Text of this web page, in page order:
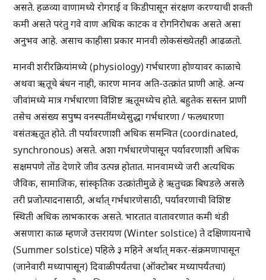
असते. हळव्या वाणामध्ये रोगराई व किडीपासून संरक्षण करण्याची शक्ती
कमी असते परंतु गवे वाण अधिक काटक व रोगनिरोधक असते असा
अनुभव आहे. असाच काहीसा प्रकार मानवी लोकसंख्येतही आढळतो.
मानवी शरीरक्रियांमध्ये (physiology) गर्भधारणा होण्यावर काळाचे
अथवा ऋतूचे बंधन नाही, कारण मानव अति-उत्क्रांत प्राणी आहे. अन्य
जीवांमध्ये मात्र गर्भधारणा विशिष्ट ऋतूमध्येच होते. बहुतेक सस्तन प्राणी
तसेच असंख्य सपुष्प वनस्पतींमध्येसुद्धा गर्भधारणा / फलधारणा
वसंतऋतूत होते. ती पर्यावरणाशी अधिक समन्वित (coordinated,
synchronous) असते. अशा गर्भधारणेपासून पर्यावरणाशी अधिक
सक्षमपणे तोंड देणारे जीव उत्पन्न होतात. मानवामध्ये जरी अत्यधिक
जैविक, सामाजिक, सांस्कृतिक उत्क्रांतीमुळे हे ऋतुचक्र बिघडले असले
तरी प्रजोत्पादनासाठी, अर्थात् गर्भधारणेसाठी, पर्यावरणाची विशिष्ट
स्थिती अधिक लाभकारक असते. भारतात वातावरणात कमी थंडी
असणारा काळ म्हणजे उत्तरायण (Winter solstice) ते दक्षिणायनाचे
(Summer solstice) पहिले ३ महिने अर्थात् मकर-संक्रमणापासून
(जानेवारी मध्यापासून) दिवाळीपर्यंतचा (ऑक्टोबर मध्यापर्यंतचा)